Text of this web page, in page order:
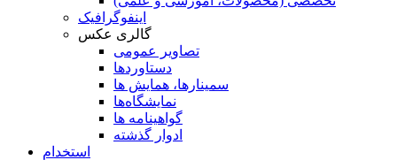
اینفوگرافیک
گالری عکس
تصاویر عمومی
دستاوردها
سمینارها، همایش ها
نمایشگاه‌ها
گواهینامه ها
ادوار گذشته
استخدام